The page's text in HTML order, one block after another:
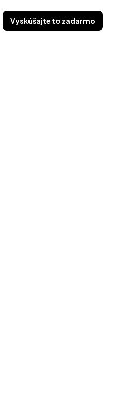
Vyskúšajte to zadarmo